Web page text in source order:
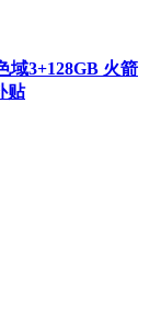
域3+128GB 火箭
贴